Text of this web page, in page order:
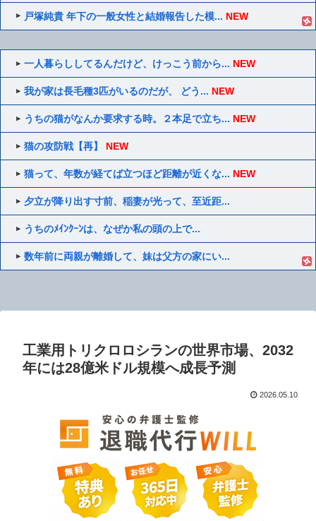
戸塚純貴 年下の一般女性と結婚報告した模... NEW
一人暮らししてるんだけど、けっこう前から... NEW
我が家は長毛種3匹がいるのだが、 どう... NEW
うちの猫がなんか要求する時。２本足で立ち... NEW
猫の攻防戦【再】 NEW
猫って、年数が経てば立つほど距離が近くな... NEW
夕立が降り出す寸前、稲妻が光って、至近距...
うちのﾒｲﾝｸｰﾝは、なぜか私の頭の上で...
数年前に両親が離婚して、妹は父方の家にい...
工業用トリクロロシランの世界市場、2032
年には28億米ドル規模へ成長予測
2026.05.10